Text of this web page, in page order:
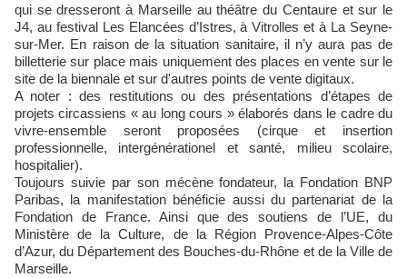
qui se dresseront à Marseille au théâtre du Centaure et sur le
J4, au festival Les Elancées d’Istres, à Vitrolles et à La Seyne-
sur-Mer. En raison de la situation sanitaire, il n’y aura pas de
billetterie sur place mais uniquement des places en vente sur le
site de la biennale et sur d'autres points de vente digitaux.
A noter : des restitutions ou des présentations d’étapes de
projets circassiens « au long cours » élaborés dans le cadre du
vivre-ensemble seront proposées (cirque et insertion
professionnelle, intergénérationel et santé, milieu scolaire,
hospitalier).
Toujours suivie par son mécène fondateur, la Fondation BNP
Paribas, la manifestation bénéficie aussi du partenariat de la
Fondation de France. Ainsi que des soutiens de l’UE, du
Ministère de la Culture, de la Région Provence-Alpes-Côte
d’Azur, du Département des Bouches-du-Rhône et de la Ville de
Marseille.